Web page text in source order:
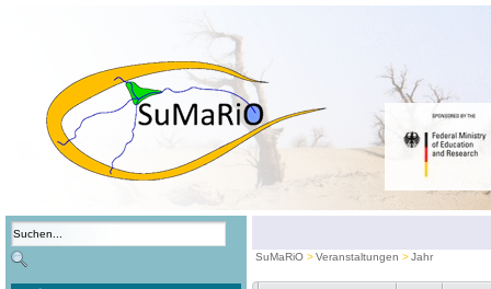
SuMaRiO Veranstaltungen Jahr